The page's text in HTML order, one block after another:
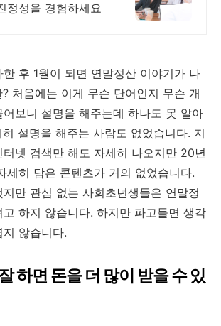
정성을 경험하세요
후 1월이 되면 연말정산 이야기가 나
처음에는 이게 무슨 단어인지 무슨 개
보니 설명을 해주는데 하나도 못 알아
설명을 해주는 사람도 없었습니다. 지
넷 검색만 해도 자세히 나오지만 20년
세히 담은 콘텐츠가 거의 없었습니다.
만 관심 없는 사회초년생들은 연말정
하지 않습니다. 하지만 파고들면 생각
않습니다.
하면 돈을 더 많이 받을 수 있